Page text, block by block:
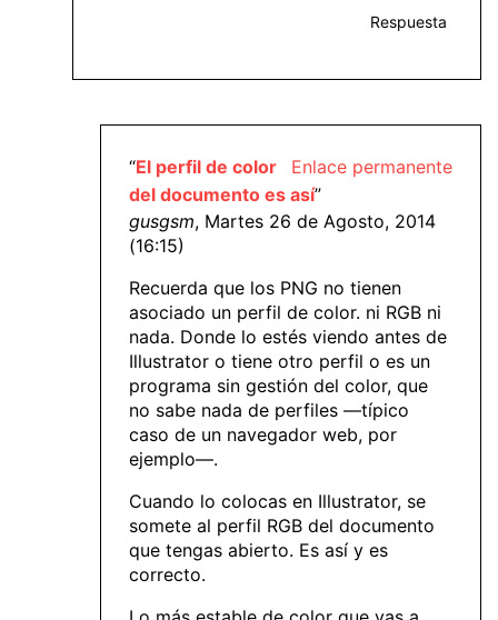
Respuesta
Enlace permanente
“El perfil de color
del documento es así”
gusgsm, Martes 26 de Agosto, 2014
(16:15)
Recuerda que los PNG no tienen
asociado un perfil de color. ni RGB ni
nada. Donde lo estés viendo antes de
Illustrator o tiene otro perfil o es un
programa sin gestión del color, que
no sabe nada de perfiles —típico
caso de un navegador web, por
ejemplo—.
Cuando lo colocas en Illustrator, se
somete al perfil RGB del documento
que tengas abierto. Es así y es
correcto.